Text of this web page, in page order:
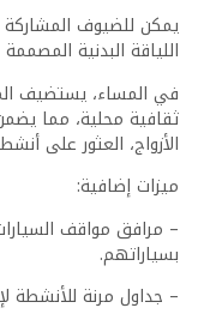
السخنة
يضم المنتجع العديد
يمكن للضيوف بدء
تقديم بوفيه إفطار
والأطباق الساخنة.
لتناول الغداء
المحلية والدولية. يقدم
مختارة بعناية، تبرز
عشاق المأكولات